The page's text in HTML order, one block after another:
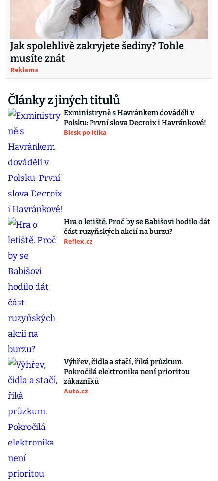
Jak spolehlivě zakryjete šediny? Tohle
musíte znát
Reklama
Články z jiných titulů
Exministryně s Havránkem dováděli v
Polsku: První slova Decroix i Havránkové!
Blesk politika
Hra o letiště. Proč by se Babišovi hodilo dát
část ruzyňských akcií na burzu?
Reflex.cz
Výhřev, čidla a stačí, říká průzkum.
Pokročilá elektronika není prioritou
zákazníků
Auto.cz